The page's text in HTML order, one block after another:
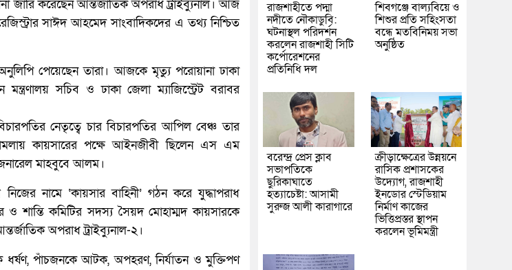
জারি করেছেন আন্তর্জাতিক অপরাধ ট্রাইব্যুনাল। আজ
সাঈদ আহমেদ সাংবাদিকদের এ তথ্য নিশ্চিত
পেয়েছেন তারা। আজকে মৃত্যু পরোয়ানা ঢাকা
মন্ত্রণালয় সচিব ও ঢাকা জেলা ম্যাজিস্ট্রেট বরাবর
নেতৃত্বে চার বিচারপতির আপিল বেঞ্চ তার
কায়সারের পক্ষে আইনজীবী ছিলেন এস এম
জেনারেল মাহবুবে আলম।
নামে ‘কায়সার বাহিনী’ গঠন করে যুদ্ধাপরাধ
ও শান্তি কমিটির সদস্য সৈয়দ মোহাম্মদ কায়সারকে
অপরাধ ট্রাইব্যুনাল-২।
ধর্ষণ, পাঁচজনকে আটক, অপহরণ, নির্যাতন ও মুক্তিপণ
রাজশাহীতে পদ্মা
নদীতে নৌকাডুবি:
ঘটনাস্থল পরিদর্শন
করলেন রাজশাহী সিটি
কর্পোরেশনের
প্রতিনিধি দল
শিবগঞ্জে বাল্যবিয়ে ও
শিশুর প্রতি সহিংসতা
বন্ধে মতবিনিময় সভা
অনুষ্ঠিত
বরেন্দ্র প্রেস ক্লাব
সভাপতিকে
ছুরিকাঘাতে
হত্যাচেষ্টা: আসামী
সুরুজ আলী কারাগারে
ক্রীড়াক্ষেত্রের উন্নয়নে
রাসিক প্রশাসকের
উদ্যোগ, রাজশাহী
ইনডোর স্টেডিয়াম
নির্মাণ কাজের
ভিত্তিপ্রস্তর স্থাপন
করলেন ভূমিমন্ত্রী